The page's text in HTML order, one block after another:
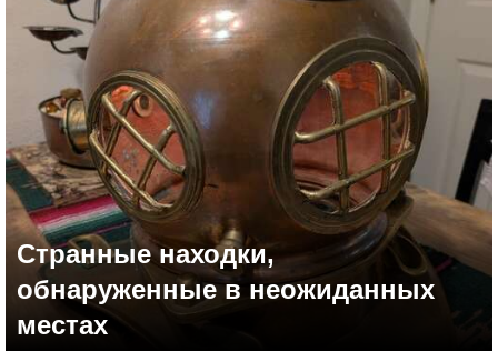
+17
Cтранные находки,
обнаруженные в неожиданных
местах